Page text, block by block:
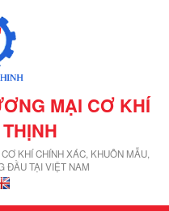
MẠI CƠ KHÍ
KHÍ CHÍNH XÁC, KHUÔN MẪU,
ĐẦU TẠI VIỆT NAM